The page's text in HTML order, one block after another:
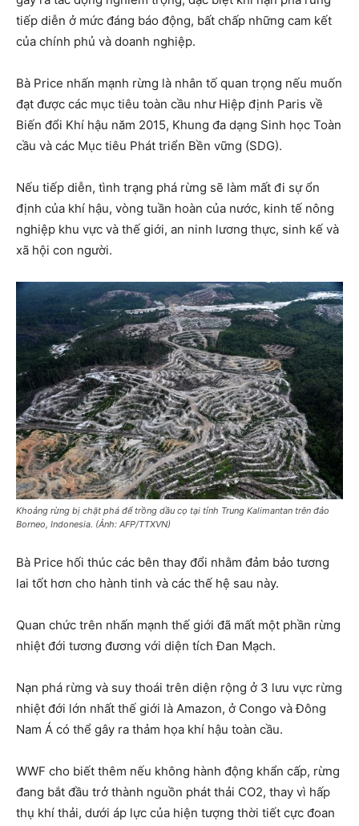
tiếp diễn ở mức đáng báo động, bất chấp những cam kết
của chính phủ và doanh nghiệp.
Bà Price nhấn mạnh rừng là nhân tố quan trọng nếu muốn
đạt được các mục tiêu toàn cầu như Hiệp định Paris về
Biến đổi Khí hậu năm 2015, Khung đa dạng Sinh học Toàn
cầu và các Mục tiêu Phát triển Bền vững (SDG).
Nếu tiếp diễn, tình trạng phá rừng sẽ làm mất đi sự ổn
định của khí hậu, vòng tuần hoàn của nước, kinh tế nông
nghiệp khu vực và thế giới, an ninh lương thực, sinh kế và
xã hội con người.
Khoảng rừng bị chặt phá để trồng dầu cọ tại tỉnh Trung Kalimantan trên đảo
Borneo, Indonesia. (Ảnh: AFP/TTXVN)
Bà Price hối thúc các bên thay đổi nhằm đảm bảo tương
lai tốt hơn cho hành tinh và các thế hệ sau này.
Quan chức trên nhấn mạnh thế giới đã mất một phần rừng
nhiệt đới tương đương với diện tích Đan Mạch.
Nạn phá rừng và suy thoái trên diện rộng ở 3 lưu vực rừng
nhiệt đới lớn nhất thế giới là Amazon, ở Congo và Đông
Nam Á có thể gây ra thảm họa khí hậu toàn cầu.
WWF cho biết thêm nếu không hành động khẩn cấp, rừng
đang bắt đầu trở thành nguồn phát thải CO2, thay vì hấp
thụ khí thải, dưới áp lực của hiện tượng thời tiết cực đoan